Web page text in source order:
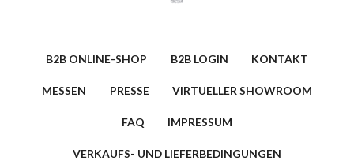
B2B ONLINE-SHOP B2B LOGIN KONTAKT
MESSEN PRESSE VIRTUELLER SHOWROOM
FAQ IMPRESSUM
VERKAUFS- UND LIEFERBEDINGUNGEN